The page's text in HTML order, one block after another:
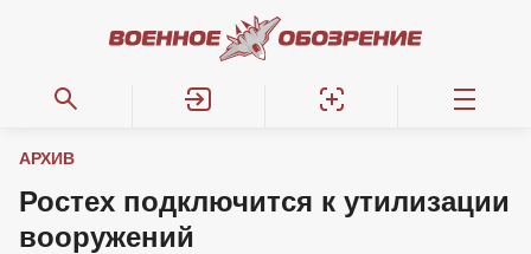
АРХИВ
Ростех подключится к утилизации
вооружений